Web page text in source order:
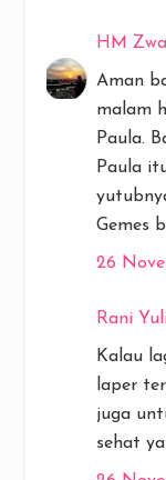
HM
Aman
malam
Paula.
Paula
Gemes
26
Rani
Kalau
laper
juga
sehat ya